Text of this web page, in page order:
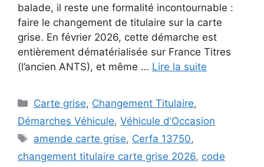
balade, il reste une formalité incontournable :
faire le changement de titulaire sur la carte
grise. En février 2026, cette démarche est
entièrement dématérialisée sur France Titres
(l’ancien ANTS), et même … Lire la suite
Catégories
Carte grise, Changement Titulaire,
Démarches Véhicule, Véhicule d’Occasion
Étiquettes
amende carte grise, Cerfa 13750,
changement titulaire carte grise 2026, code